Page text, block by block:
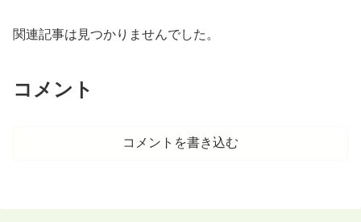
関連記事は見つかりませんでした。
コメント
コメントを書き込む